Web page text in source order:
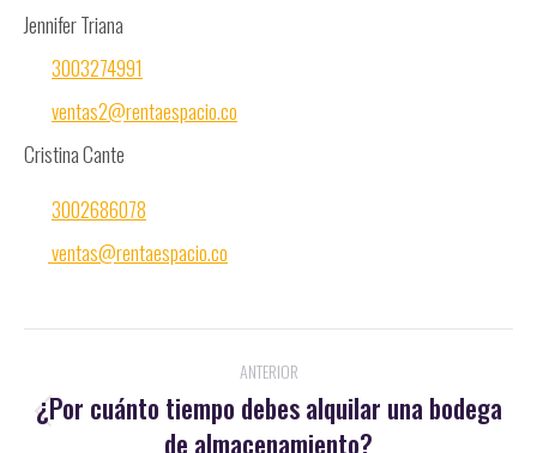
Jennifer Triana
3003274991
ventas2@rentaespacio.co
Cristina Cante
3002686078
ventas@rentaespacio.co
entre
ANTERIOR
Publicación
¿Por cuánto tiempo debes alquilar una bodega
de almacenamiento?